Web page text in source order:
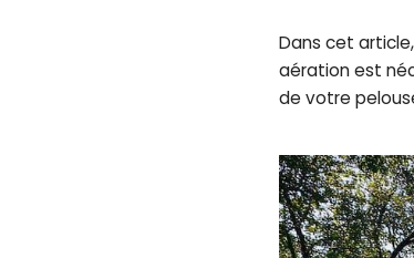
Dans cet
aération est
de votre